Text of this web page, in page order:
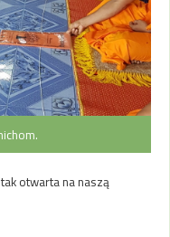
otwarta na naszą